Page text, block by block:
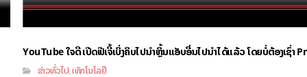
YouTube ໃຈດີ ເປີດຟີເຈີ້ເບິ່ງຄິບໄປນຳຫຼິ້ນແອັບອື່ນໄປນຳໄດ້ແລ້ວ ໂດຍບໍ່ຕ້ອງເຊົ່າ
ຂ່າວທົ່ວໄປ,ເທັກໂນໂລຢີ